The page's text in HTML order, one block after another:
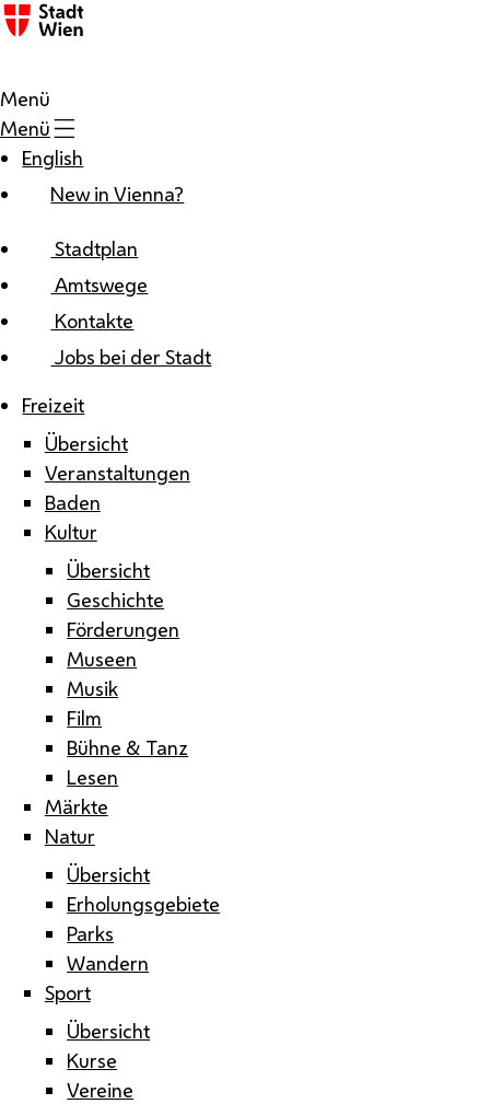
Zum Inhalt
Menü
Menü
English
New in Vienna?
Stadtplan
Amtswege
Kontakte
Jobs bei der Stadt
Freizeit
Übersicht
Veranstaltungen
Baden
Kultur
Übersicht
Geschichte
Förderungen
Museen
Musik
Film
Bühne & Tanz
Lesen
Märkte
Natur
Übersicht
Erholungsgebiete
Parks
Wandern
Sport
Übersicht
Kurse
Vereine